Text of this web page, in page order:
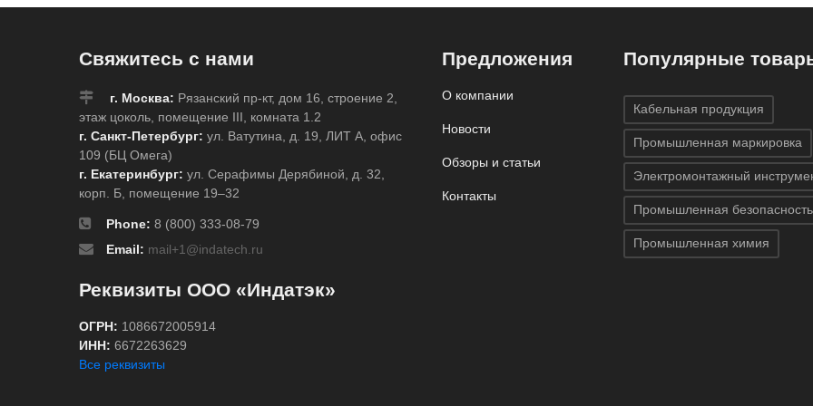
Свяжитесь с нами
г. Москва: Рязанский пр-кт, дом 16, строение 2,
этаж цоколь, помещение III, комната 1.2
г. Санкт-Петербург: ул. Ватутина, д. 19, ЛИТ А, офис
109 (БЦ Омега)
г. Екатеринбург: ул. Серафимы Дерябиной, д. 32,
корп. Б, помещение 19–32
Phone: 8 (800) 333-08-79
Email: mail+1@indatech.ru
Реквизиты ООО «Индатэк»
ОГРН: 1086672005914
ИНН: 6672263629
Все реквизиты
Предложения
О компании
Новости
Обзоры и статьи
Контакты
Популярные
Кабельная продукция
Промышленная маркировка
Электромонтажный
Промышленная безопасность
Промышленная химия